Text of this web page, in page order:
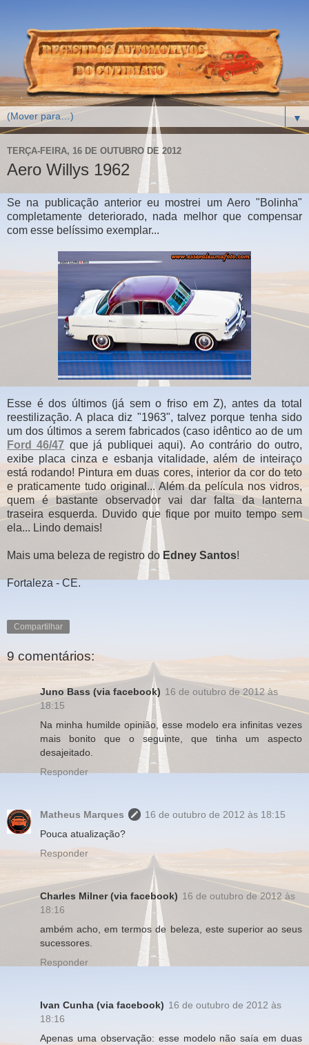
▼
TERÇA-FEIRA, 16 DE OUTUBRO DE 2012
Aero Willys 1962
Se na publicação anterior eu mostrei um Aero "Bolinha"
completamente deteriorado, nada melhor que compensar
com esse belíssimo exemplar...
Esse é dos últimos (já sem o friso em Z), antes da total
reestilização. A placa diz "1963", talvez porque tenha sido
um dos últimos a serem fabricados (caso idêntico ao de um
Ford 46/47 que já publiquei aqui). Ao contrário do outro,
exibe placa cinza e esbanja vitalidade, além de inteiraço
está rodando! Pintura em duas cores, interior da cor do teto
e praticamente tudo original... Além da película nos vidros,
quem é bastante observador vai dar falta da lanterna
traseira esquerda. Duvido que fique por muito tempo sem
ela... Lindo demais!
Mais uma beleza de registro do Edney Santos!
Fortaleza - CE.
Compartilhar
9 comentários:
Juno Bass (via facebook) 16 de outubro de 2012 às
18:15
Na minha humilde opinião, esse modelo era infinitas vezes
mais bonito que o seguinte, que tinha um aspecto
desajeitado.
Responder
Matheus Marques
16 de outubro de 2012 às 18:15
Pouca atualização?
Responder
Charles Milner (via facebook) 16 de outubro de 2012 às
18:16
ambém acho, em termos de beleza, este superior ao seus
sucessores.
Responder
Ivan Cunha (via facebook) 16 de outubro de 2012 às
18:16
Apenas uma observação: esse modelo não saía em duas